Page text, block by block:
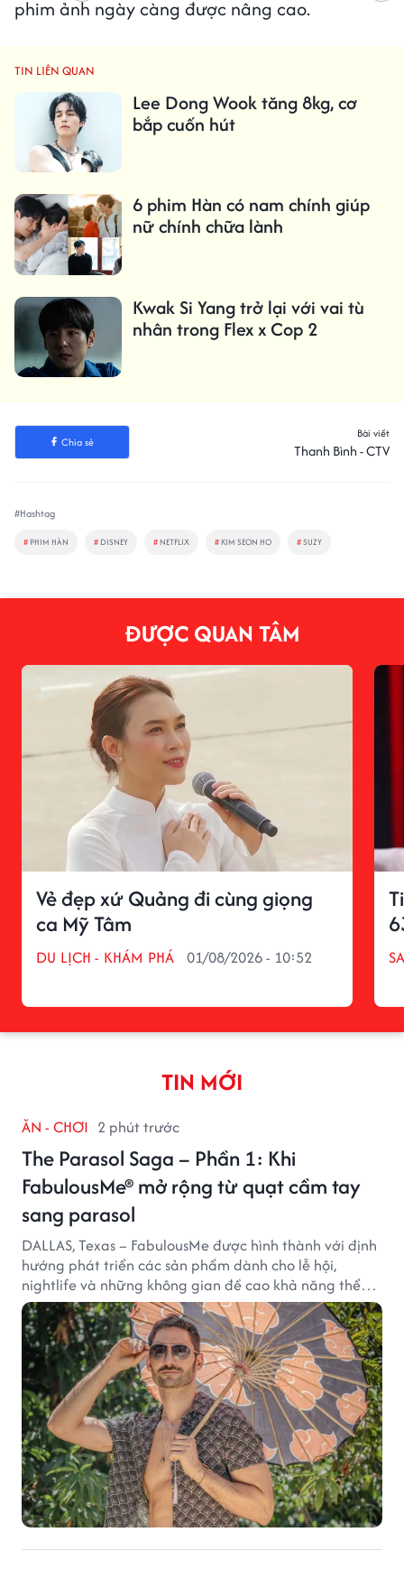
phim ảnh ngày càng được nâng cao.
TIN LIÊN QUAN
Lee Dong Wook tăng 8kg, cơ
bắp cuốn hút
6 phim Hàn có nam chính giúp
nữ chính chữa lành
Kwak Si Yang trở lại với vai tù
nhân trong Flex x Cop 2
Chia sẻ
Bài viết
Thanh Bình - CTV
#Hashtag
# PHIM HÀN # DISNEY # NETFLIX # KIM SEON HO #SUZY
ĐƯỢC QUAN TÂM
Vẻ đẹp xứ Quảng đi cùng giọng
ca Mỹ Tâm
DU LỊCH - KHÁM PHÁ 01/08/2026 - 10:52
TIN MỚI
ĂN - CHƠI 2 phút trước
The Parasol Saga – Phần 1: Khi
FabulousMe® mở rộng từ quạt cầm tay
sang parasol
DALLAS, Texas – FabulousMe được hình thành với định
hướng phát triển các sản phẩm dành cho lễ hội,
nightlife và những không gian đề cao khả năng thể
hiện bản thân. Trong quá trình xây dựng thương hiệu,
quạt cầm tay trở thành dòng sản phẩm tạo được
thành công ban đầu, giúp FabulousMe từng bước mở
rộng mức độ hiện diện trên thị trường.